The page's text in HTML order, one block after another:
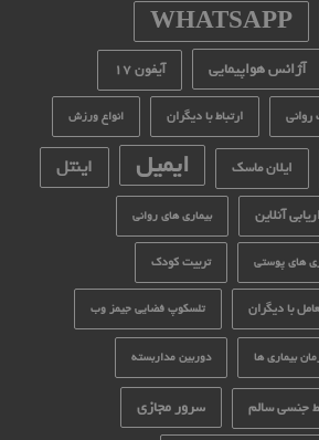
WHATSAPP
آژانس هواپیمایی آیفون 17
روانی ارتباط با دیگران انواع ورزش
ایلان ماسک ایمیل اینتل
آنلاین بیماری های روانی
های پوستی تربیت کودک
با دیگران تلسکوپ فضایی جیمز وب
بیماری ها دوربین مداربسته
جنسی سالم سرور مجازی